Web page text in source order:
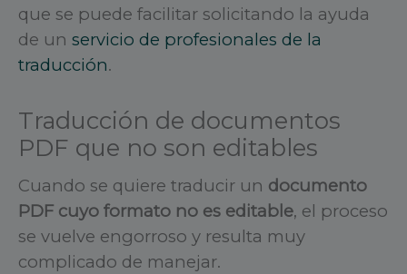
que se puede facilitar solicitando la ayuda
de un servicio de profesionales de la
traducción.
Traducción de documentos
PDF que no son editables
Cuando se quiere traducir un documento
PDF cuyo formato no es editable, el proceso
se vuelve engorroso y resulta muy
complicado de manejar.